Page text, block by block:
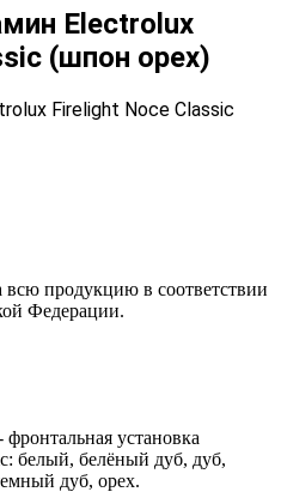
Electrolux
(шпон орех)
Firelight Noce Classic
всю продукцию в соответствии
Федерации.
установка
белый, белёный дуб, дуб,
дуб, орех.